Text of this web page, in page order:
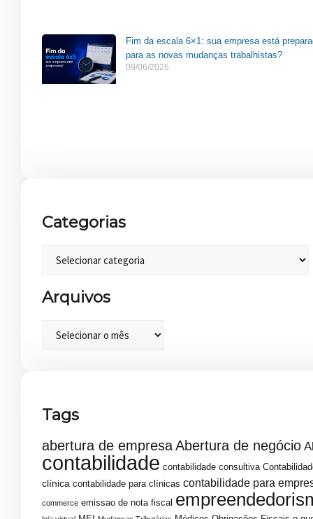
Fim da escala 6×1: sua empresa está
para as novas mudanças trabalhistas?
09/06/2026
Categorias
Arquivos
Tags
abertura de empresaAbertura de negócio
contabilidade contabilidade consultiva
clínica contabilidade para clínicas contabilidade para
commerce emissao de nota fiscal